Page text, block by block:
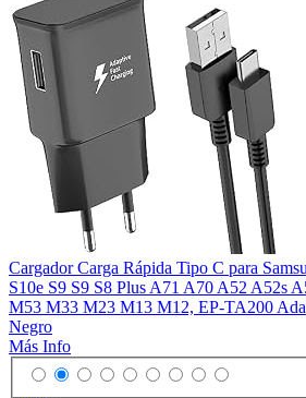
Cargador Carga Rápida Tipo C para
S10e S9 S9 S8 Plus A71 A70 A52 A52s
M53 M33 M23 M13 M12, EP-TA200
Negro
Más Info